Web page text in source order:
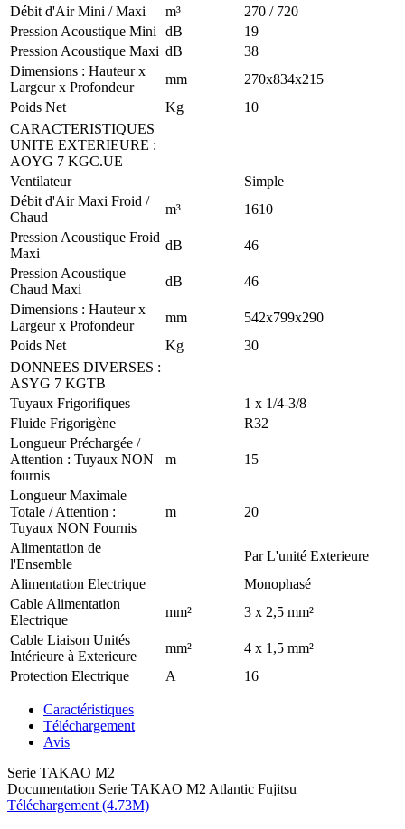
Débit d'Air Mini / Maxi
m³
270 / 720
Pression Acoustique Mini
dB
19
Pression Acoustique Maxi dB
38
Dimensions : Hauteur x
Largeur x Profondeur
mm
270x834x215
Poids Net
Kg
10
CARACTERISTIQUES
UNITE EXTERIEURE :
AOYG 7 KGC.UE
Ventilateur
Simple
Débit d'Air Maxi Froid /
Chaud
m³
1610
Pression Acoustique Froid
Maxi
dB
46
Pression Acoustique
Chaud Maxi
dB
46
Dimensions : Hauteur x
Largeur x Profondeur
mm
542x799x290
Poids Net
Kg
30
DONNEES DIVERSES :
ASYG 7 KGTB
Tuyaux Frigorifiques
1 x 1/4-3/8
Fluide Frigorigène
R32
Longueur Préchargée /
Attention : Tuyaux NON
fournis
m 15
Longueur Maximale
Totale / Attention :
Tuyaux NON Fournis
m 20
Alimentation de
l'Ensemble
Par L'unité Exterieure
Alimentation Electrique
Monophasé
Cable Alimentation
Electrique
mm²
3 x 2,5 mm²
Cable Liaison Unités
Intérieure à Exterieure
mm²
4 x 1,5 mm²
Protection Electrique
A 16
Caractéristiques
Téléchargement
Avis
Serie TAKAO M2
Documentation Serie TAKAO M2 Atlantic Fujitsu
Téléchargement (4.73M)